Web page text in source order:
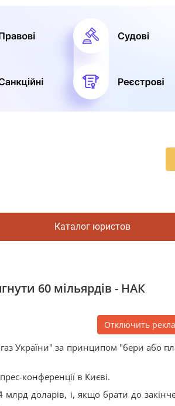
Каталог юристов
60 мільярдів - НАК
Отключить
України" за принципом "бери або
конференції в Києві.
доларів, і, якщо брати до